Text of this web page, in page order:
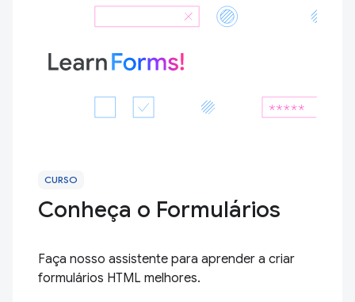
CURSO
Conheça o Formulários
Faça nosso assistente para aprender a criar
formulários HTML melhores.